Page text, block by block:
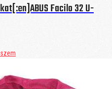
Facilo 32 U-